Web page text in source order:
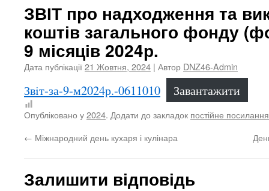
ЗВІТ про надходження та
коштів загального фонду
9 місяців 2024р.
Дата публікації21 Жовтня, 2024 | Автор DNZ46-Admin
Звiт-за-9-м2024р.-0611010 Завантажити
Опубліковано у2024. Додати до закладок постійне посилання
← Міжнародний день кухаря і кулінара
Залишити відповідь